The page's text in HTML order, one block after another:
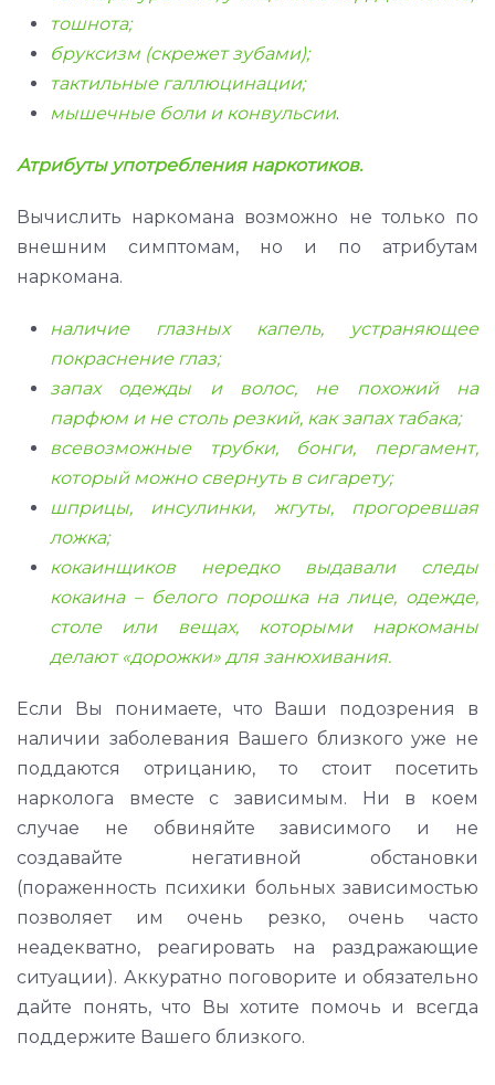
тошнота;
бруксизм (скрежет зубами);
тактильные галлюцинации;
мышечные боли и конвульсии.
Атрибуты употребления наркотиков.
Вычислить наркомана возможно не только по
внешним симптомам, но и по атрибутам
наркомана.
наличие глазных капель, устраняющее
покраснение глаз;
запах одежды и волос, не похожий на
парфюм и не столь резкий, как запах табака;
всевозможные трубки, бонги, пергамент,
который можно свернуть в сигарету;
шприцы, инсулинки, жгуты, прогоревшая
ложка;
кокаинщиков нередко выдавали следы
кокаина – белого порошка на лице, одежде,
столе или вещах, которыми наркоманы
делают «дорожки» для занюхивания.
Если Вы понимаете, что Ваши подозрения в
наличии заболевания Вашего близкого уже не
поддаются отрицанию, то стоит посетить
нарколога вместе с зависимым. Ни в коем
случае не обвиняйте зависимого и не
создавайте негативной обстановки
(пораженность психики больных зависимостью
позволяет им очень резко, очень часто
неадекватно, реагировать на раздражающие
ситуации). Аккуратно поговорите и обязательно
дайте понять, что Вы хотите помочь и всегда
поддержите Вашего близкого.